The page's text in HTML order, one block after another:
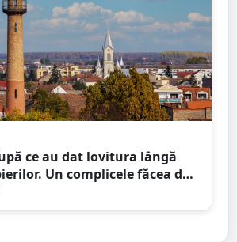
ce au dat lovitura lângă
Un complicele făcea de